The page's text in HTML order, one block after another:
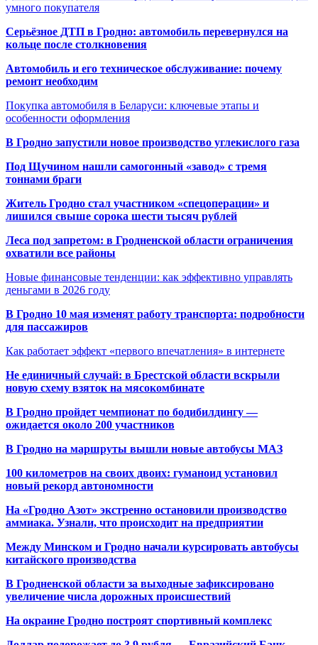
умного покупателя
Серьёзное ДТП в Гродно: автомобиль перевернулся на
кольце после столкновения
Автомобиль и его техническое обслуживание: почему
ремонт необходим
Покупка автомобиля в Беларуси: ключевые этапы и
особенности оформления
В Гродно запустили новое производство углекислого газа
Под Щучином нашли самогонный «завод» с тремя
тоннами браги
Житель Гродно стал участником «спецоперации» и
лишился свыше сорока шести тысяч рублей
Леса под запретом: в Гродненской области ограничения
охватили все районы
Новые финансовые тенденции: как эффективно управлять
деньгами в 2026 году
В Гродно 10 мая изменят работу транспорта: подробности
для пассажиров
Как работает эффект «первого впечатления» в интернете
Не единичный случай: в Брестской области вскрыли
новую схему взяток на мясокомбинате
В Гродно пройдет чемпионат по бодибилдингу —
ожидается около 200 участников
В Гродно на маршруты вышли новые автобусы МАЗ
100 километров на своих двоих: гуманоид установил
новый рекорд автономности
На «Гродно Азот» экстренно остановили производство
аммиака. Узнали, что происходит на предприятии
Между Минском и Гродно начали курсировать автобусы
китайского производства
В Гродненской области за выходные зафиксировано
увеличение числа дорожных происшествий
На окраине Гродно построят спортивный комплекс